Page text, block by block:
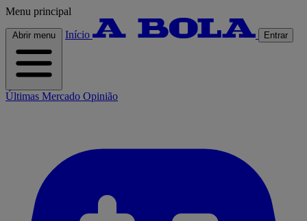
Menu principal
Abrir menu Início Entrar
Últimas Mercado Opinião